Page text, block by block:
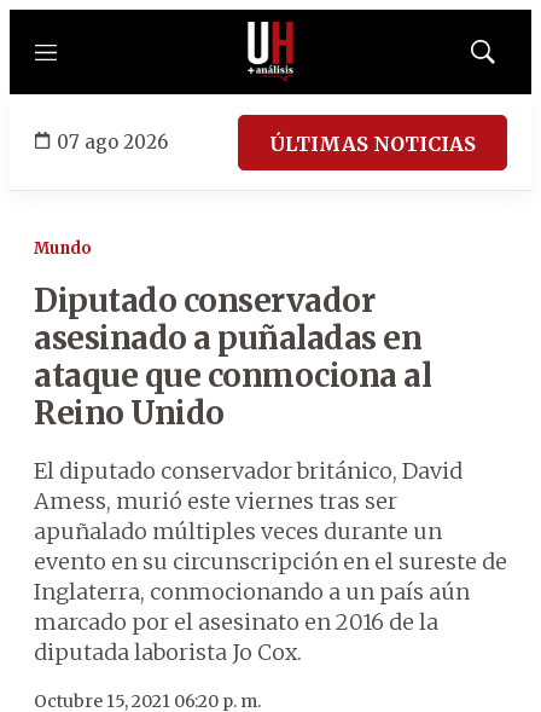
Menú
Mostrar
07 ago 2026 ÚLTIMAS NOTICIAS
Mundo
Diputado conservador
asesinado a puñaladas en
ataque que conmociona al
Reino Unido
El diputado conservador británico, David
Amess, murió este viernes tras ser
apuñalado múltiples veces durante un
evento en su circunscripción en el sureste de
Inglaterra, conmocionando a un país aún
marcado por el asesinato en 2016 de la
diputada laborista Jo Cox.
Octubre 15, 2021 06:20 p. m.